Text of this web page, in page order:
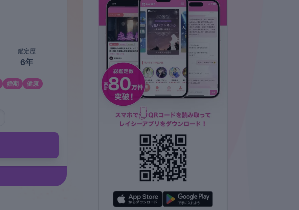
鑑定歴
6年
婚期
健康